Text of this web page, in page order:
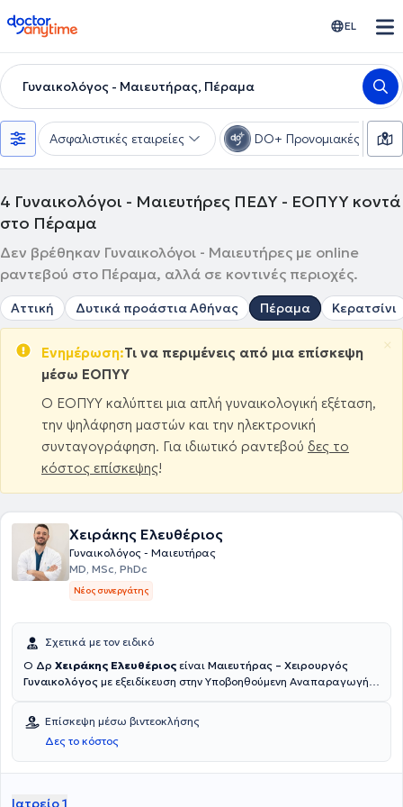
doctoranytime EL
Γυναικολόγος - Μαιευτήρας, Πέραμα
Ασφαλιστικές εταιρείες DO+ Προνομιακές τιμές
4 Γυναικολόγοι - Μαιευτήρες ΠΕΔΥ - ΕΟΠΥΥ κοντά
στο Πέραμα
Δεν βρέθηκαν Γυναικολόγοι - Μαιευτήρες με online
ραντεβού στο Πέραμα, αλλά σε κοντινές περιοχές.
Αττική Δυτικά προάστια Αθήνας Πέραμα Κερατσίνι
Ενημέρωση:Τι να περιμένεις από μια επίσκεψη
μέσω ΕΟΠΥΥ
Ο ΕΟΠΥΥ καλύπτει μια απλή γυναικολογική εξέταση,
την ψηλάφηση μαστών και την ηλεκτρονική
συνταγογράφηση. Για ιδιωτικό ραντεβού δες το
κόστος επίσκεψης!
×
Χειράκης Ελευθέριος
Γυναικολόγος - Μαιευτήρας
MD, MSc, PhDc
Νέος συνεργάτης
Σχετικά με τον ειδικό
Ο Δρ Χειράκης Ελευθέριος είναι Μαιευτήρας – Χειρουργός
Γυναικολόγος με εξειδίκευση στην Υποβοηθούμενη Αναπαραγωγή,
ενδομητρίωσης. Αποφοίτησε το 2017 από το αγγλόφωνο τμήμα της
Ιατρικής Σχολής του Πανεπιστημίου Grigore T. Popa στο Ιάσιο της
Ρουμανίας με βαθμό «Λίαν Καλώς» και ολοκλήρωσε την ετήσια
άσκησή του στο Χειρουργικό Τμήμα του ΕΑΝΠ «Μεταξά». Στη
μέρος της ειδίκευσής του στη Μαιευτική και Γυναικολογία, αρχικά
Επίσκεψη μέσω βιντεοκλήσης
Δες το κόστος
Ιατρείο 1